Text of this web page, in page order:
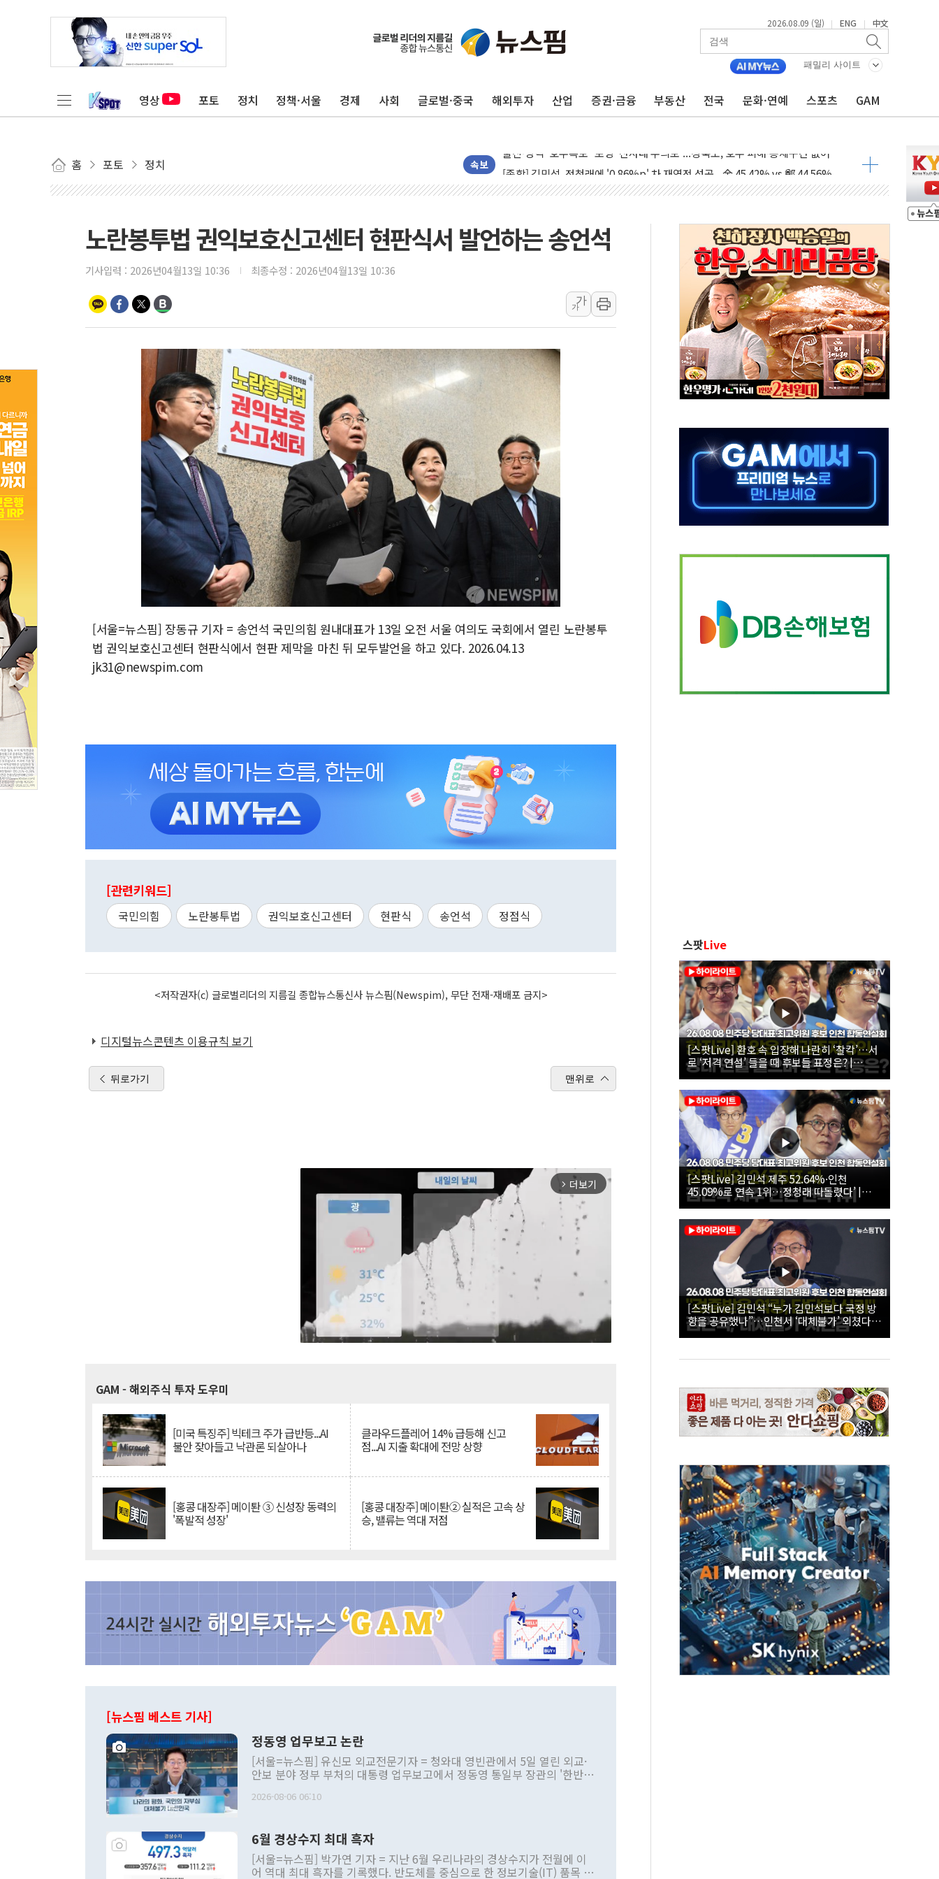
2026.08.09 (일) | ENG | 中文
패밀리 사이트
영상 포토 정치 정책·서울 경제 사회 글로벌·중국 해외투자 산업 증권·금융 부동산 전국 문화·연예 스포츠 GAM
홈 포토 정치 속보
포항시 재난예산 40억 긴급 투입…고수온 양식장 복구·지원 '총력'
[종합] 김민석, 정청래에 '0.86%p' 차 재역전 성공...金 45.42% vs 鄭 44.56%
인천 합동연설회 나선 송영길·정청래·김민석 당대표 후보
인사하는 김민석 당대표 후보
[속보] 민주, 제주·인천 경선 결과 발표...김민석 47.75% 정청래 42.08%
[속보] 민주, 인천 경선 결과 발표...김민석 45.09% 정청래 43.27% 송영길 11.63%
[속보] 민주, 제주 경선 결과 발표...김민석 52.64% 정청래 39.89% 송영길 7.47%
이번주 국내 주요 금융일정(8.10~8.14)
美, 이란전 출구전략 만지작…공습 한계·탄약 부족 현실화
강릉·동해·삼척 시간당 최대 50㎜ 폭우…강원 동해안 강한 비 이어져
폐기물 수거하다 참변…60대 환경미화원 수거차에 치여 사망
서울 중랑구 주택가서 흉기 난동…60대 남성 2명 숨져
李대통령 "결혼 때문에 손해 보는 일 없게"…'결혼 페널티' 22개 과제 손본다
여수 오동도 인근 해상서 모터보트 전복…1명 사망·1명 실종
추미애, '위안부' 피해자 기림의 날 참석..."국제적 시민 연대로 목소리 내야"
인천 선재도 갯벌서 해루질 중 실종 60대 나흘만에 숨진 채 발견
인천서 말다툼 중 어머니 흉기 살해 10대 아들 체포
'화합' 꺼낸 김민석에 '뻔뻔' 받아친 정청래…제주 연설서 신경전 고조
노란봉투법 권익보호신고센터 현판식서 발언하는 송언석
기사입력 : 2026년04월13일 10:36 최종수정 : 2026년04월13일 10:36
가
가
[서울=뉴스핌] 장동규 기자 = 송언석 국민의힘 원내대표가 13일 오전 서울 여의도 국회에서 열린 노란봉투
법 권익보호신고센터 현판식에서 현판 제막을 마친 뒤 모두발언을 하고 있다. 2026.04.13
jk31@newspim.com
[관련키워드]
국민의힘 노란봉투법 권익보호신고센터 현판식 송언석 정점식
<저작권자(c) 글로벌리더의 지름길 종합뉴스통신사 뉴스핌(Newspim), 무단 전재-재배포 금지>
디지털뉴스콘텐츠 이용규칙 보기
뒤로가기 맨위로
arrow_forward_ios 더보기
GAM - 해외주식 투자 도우미
[미국 특징주] 빅테크 주가 급반등...AI
불안 잦아들고 낙관론 되살아나
클라우드플레어 14% 급등해 신고
점...AI 지출 확대에 전망 상향
[홍콩 대장주] 메이퇀 ③ 신성장 동력의
'폭발적 성장'
[홍콩 대장주] 메이퇀② 실적은 고속 상
승, 밸류는 역대 저점
[뉴스핌 베스트 기사]
정동영 업무보고 논란
[서울=뉴스핌] 유신모 외교전문기자 = 청와대 영빈관에서 5일 열린 외교·
안보 분야 정부 부처의 대통령 업무보고에서 정동영 통일부 장관의 '한반도
발언 중에는 정부 내 조율을 거치지 않은 사안을 정책으로 추진하겠다고 공
주의적 희망에 근거한 비현실적 구상'이라는 비판을 내놨다. 그동안 정 장
관의 대북 정책 관련 발언이 물의를 빚은 적은 여러 번 있지만 대통령과 유
관 부처 장관이 공개적으로 부정적 입장을 표명한 것은 이례적이다. 정 장
2026-08-06 06:10
6월 경상수지 최대 흑자
[서울=뉴스핌] 박가연 기자 = 지난 6월 우리나라의 경상수지가 전월에 이
어 역대 최대 흑자를 기록했다. 반도체를 중심으로 한 정보기술(IT) 품목 수
스팟Live
[스팟Live] 환호 속 입장해 나란히 ‘찰칵’…서
로 ‘저격 연설’ 들을 때 후보들 표정은? |
26.08.08 더불어민주당 당대표·최고위원 후
보 인천 합동연설회
[스팟Live] 김민석 제주 52.64%·인천
45.09%로 연속 1위…정청래 따돌렸다’ |
26.08.08 더불어민주당 당대표·최고위원 후
보 인천 합동연설회
[스팟Live] 김민석 “누가 김민석보다 국정 방
향을 공유했나”…인천서 ‘대체불가’ 외쳤다 |
26.08.08 더불어민주당 당대표·최고위원 후